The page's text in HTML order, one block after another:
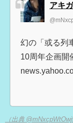
アキ
幻の「或る列
10周年企画開
（出典